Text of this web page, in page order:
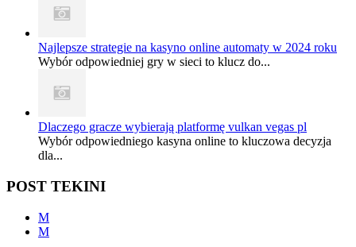
Najlepsze strategie na kasyno online automaty w 2024 roku
Wybór odpowiedniej gry w sieci to klucz do...
Dlaczego gracze wybierają platformę vulkan vegas pl
Wybór odpowiedniego kasyna online to kluczowa decyzja
dla...
POST TEKINI
M
M